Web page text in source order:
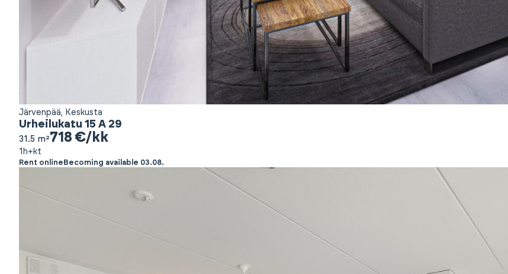
Järvenpää, Keskusta
Urheilukatu 15 A 29
31.5 m²718 €/kk
1h+kt
Rent online Becoming available 03.08.